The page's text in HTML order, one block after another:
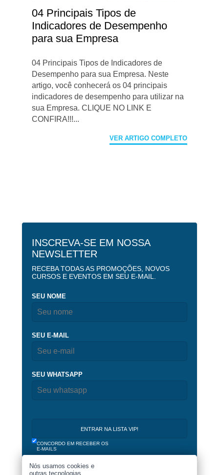
Nós usamos cookies e
outras tecnologias
04 Principais Tipos de
Indicadores de Desempenho
para sua Empresa
04 Principais Tipos de Indicadores de
Desempenho para sua Empresa. Neste
artigo, você conhecerá os 04 principais
indicadores de desempenho para utilizar na
sua Empresa. CLIQUE NO LINK E
CONFIRA!!!...
VER ARTIGO COMPLETO
INSCREVA-SE EM NOSSA
NEWSLETTER
RECEBA TODAS AS PROMOÇÕES, NOVOS
CURSOS E EVENTOS EM SEU E-MAIL.
SEU NOME
SEU E-MAIL
SEU WHATSAPP
CONCORDO EM RECEBER OS
E-MAILS